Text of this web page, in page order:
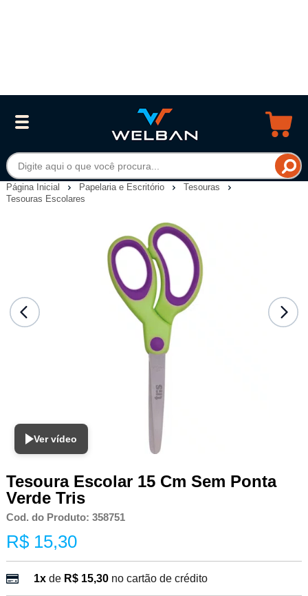
Página Inicial Papelaria e Escritório
Tesouras
Tesouras Escolares
Ver vídeo
Tesoura Escolar 15 Cm Sem Ponta
Verde Tris
Cod. do Produto: 358751
R$ 15,30
1xde R$ 15,30 no cartão de crédito